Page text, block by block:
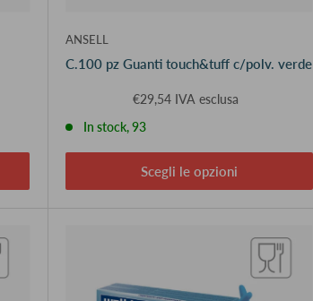
ANSELL
C.100 pz Guanti touch&tuff c/polv. verde
€29,54 IVA esclusa
In stock, 93
Scegli le opzioni